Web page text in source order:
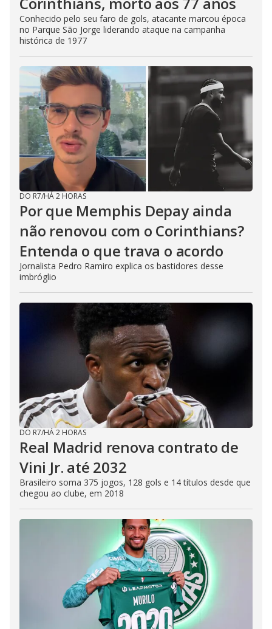
Conhecido pelo seu faro de gols, atacante marcou época
no Parque São Jorge liderando ataque na campanha
histórica de 1977
DO R7/HÁ 2 HORAS
Por que Memphis Depay ainda
não renovou com o Corinthians?
Entenda o que trava o acordo
Jornalista Pedro Ramiro explica os bastidores desse
imbróglio
DO R7/HÁ 2 HORAS
Real Madrid renova contrato de
Vini Jr. até 2032
Brasileiro soma 375 jogos, 128 gols e 14 títulos desde que
chegou ao clube, em 2018